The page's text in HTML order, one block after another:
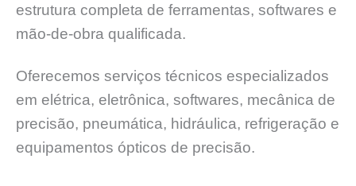
estrutura completa de ferramentas, softwares e
mão-de-obra qualificada.
Oferecemos serviços técnicos especializados
em elétrica, eletrônica, softwares, mecânica de
precisão, pneumática, hidráulica, refrigeração e
equipamentos ópticos de precisão.